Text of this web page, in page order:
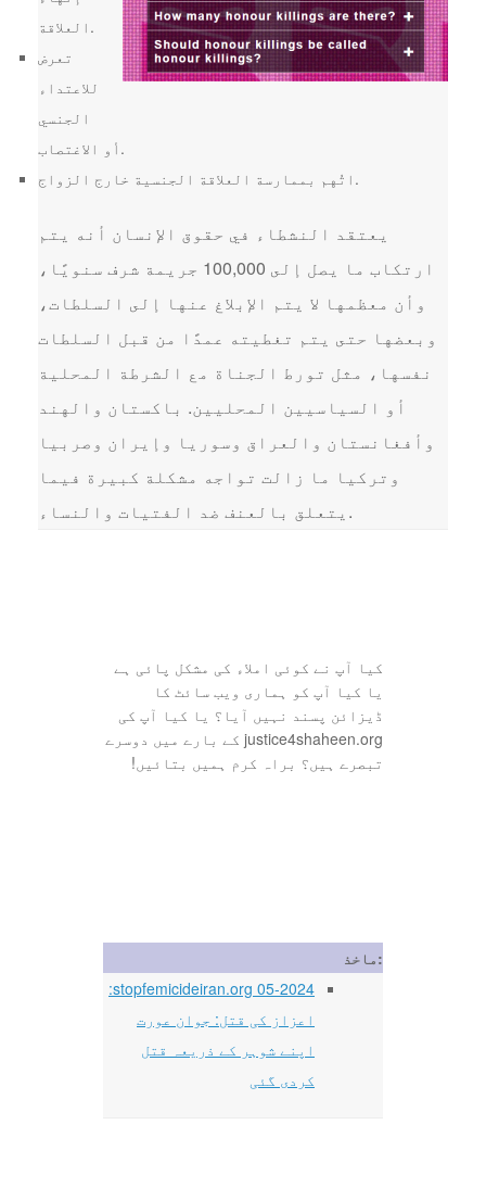
العلاقة.
تعرض
للاعتداء
الجنسي
أو الاغتصاب.
اتُهم بممارسة العلاقة الجنسية خارج الزواج.
يعتقد النشطاء في حقوق الإنسان أنه يتم
ارتكاب ما يصل إلى 100,000 جريمة شرف سنويًا،
وأن معظمها لا يتم الإبلاغ عنها إلى السلطات،
وبعضها حتى يتم تغطيته عمدًا من قبل السلطات
نفسها، مثل تورط الجناة مع الشرطة المحلية
أو السياسيين المحليين. باكستان والهند
وأفغانستان والعراق وسوريا وإيران وصربيا
وتركيا ما زالت تواجه مشكلة كبيرة فيما
يتعلق بالعنف ضد الفتيات والنساء.
کیا آپ نے کوئی املاء کی مشکل پائی ہے
یا کیا آپ کو ہماری ویب سائٹ کا
ڈیزائن پسند نہیں آیا؟ یا کیا آپ کی
justice4shaheen.org کے بارے میں دوسرے
تبصرے ہیں؟ براہ کرم ہمیں بتائیں!
ماخذ:
05-2024 stopfemicideiran.org:
اعزاز کی قتل: جوان عورت
اپنے شوہر کے ذریعہ قتل
کردی گئی